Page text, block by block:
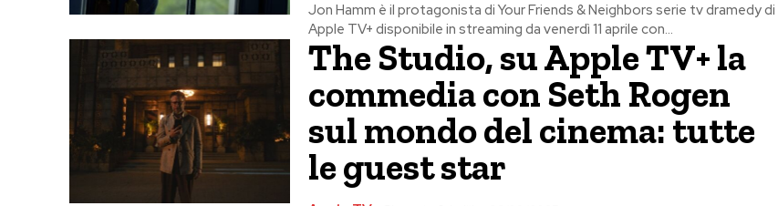
Jon Hamm è il protagonista di Your Friends & Neighbors serie tv dramedy di
Apple TV+ disponibile in streaming da venerdì 11 aprile con...
The Studio, su Apple TV+ la
commedia con Seth Rogen
sul mondo del cinema: tutte
le guest star